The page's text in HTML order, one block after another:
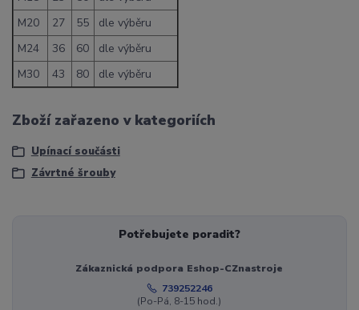
M20
27 55
dle výběru
M24
36 60
dle výběru
M30
43 80 dle výběru
Zboží zařazeno v kategoriích
Upínací součásti
Závrtné šrouby
Potřebujete poradit?
Zákaznická podpora Eshop-CZnastroje
739252246
(Po-Pá, 8-15 hod.)